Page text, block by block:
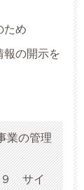
ため
の開示を
業の管理
９ サイ